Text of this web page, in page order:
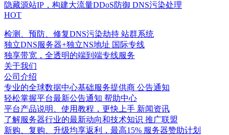
隐藏源站IP，构建大流量DDoS防御 DNS污染处理
HOT
检测、预防、修复DNS污染劫持 站群系统
独立DNS服务器+独立NS地址 国际专线
独享带宽，全透明的端到端专线服务
关于我们
公司介绍
专业的全球数据中心基础服务提供商 公告通知
轻松掌握平台最新公告通知 帮助中心
平台产品说明、使用教程，更快上手 新闻资讯
了解服务器行业的最新动向和技术知识 推广联盟
新购、复购、升级均享返利，最高15% 服务器赞助计划